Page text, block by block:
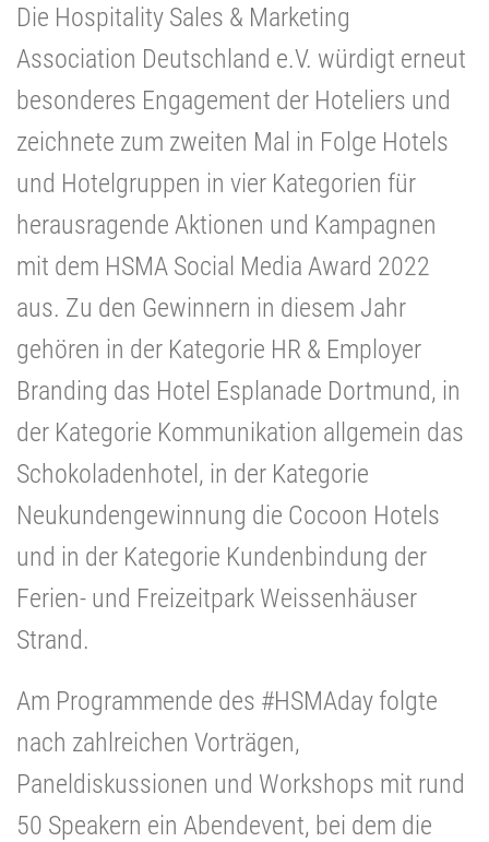
Die Hospitality Sales & Marketing
Association Deutschland e.V. würdigt erneut
besonderes Engagement der Hoteliers und
zeichnete zum zweiten Mal in Folge Hotels
und Hotelgruppen in vier Kategorien für
herausragende Aktionen und Kampagnen
mit dem HSMA Social Media Award 2022
aus. Zu den Gewinnern in diesem Jahr
gehören in der Kategorie HR & Employer
Branding das Hotel Esplanade Dortmund, in
der Kategorie Kommunikation allgemein das
Schokoladenhotel, in der Kategorie
Neukundengewinnung die Cocoon Hotels
und in der Kategorie Kundenbindung der
Ferien- und Freizeitpark Weissenhäuser
Strand.
Am Programmende des #HSMAday folgte
nach zahlreichen Vorträgen,
Paneldiskussionen und Workshops mit rund
50 Speakern ein Abendevent, bei dem die